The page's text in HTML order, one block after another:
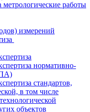
работы
измерений
нормативно-
стандартов,
в том числе
объектов